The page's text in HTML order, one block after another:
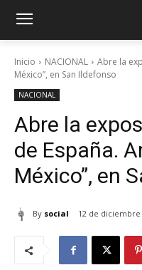
Inicio NACIONAL
Abre la
México”, en San Ildefonso
NACIONAL
Abre la
de España.
México”, en
By social 12 de diciembre